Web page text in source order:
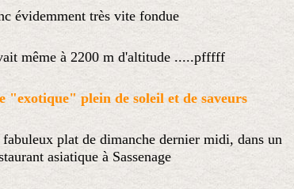
évidemment très vite fondue
même à 2200 m d'altitude .....pfffff
"exotique" plein de soleil et de saveurs
plat de dimanche dernier midi, dans un
asiatique à Sassenage